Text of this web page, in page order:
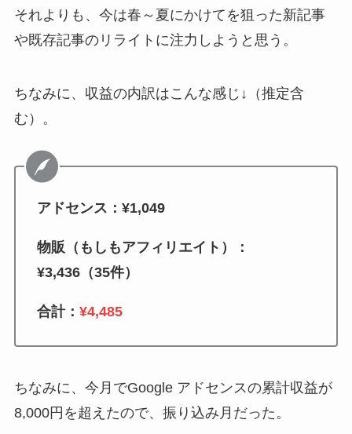
それよりも、今は春～夏にかけてを狙った新記事
や既存記事のリライトに注力しようと思う。
ちなみに、収益の内訳はこんな感じ↓（推定含
む）。
アドセンス：¥1,049
物販（もしもアフィリエイト）：
¥3,436（35件）
合計： ¥4,485
ちなみに、今月でGoogle アドセンスの累計収益が
8,000円を超えたので、振り込み月だった。